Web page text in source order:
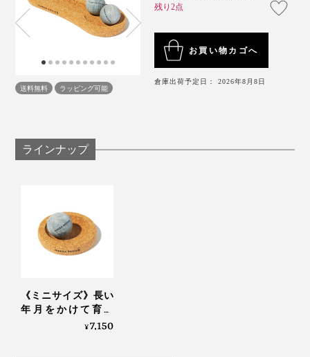
おうちで毎日がんばるあなたの体に、“28億歳”の石で芯
までコロコロほぐされる気持ちよさを、ぜひ体感してく
特に好きなのは手のひら。にぎにぎと握っているだけで
気持ちいいのですが、親指や小指の付け根をゴリゴリす
るのがたまらない。合掌をするようなポーズで両手にボ
ールを挟み、手のなかでコロコロ転がすのも◎。
時は、画面の下で密かにコロコロやっちゃってます！
送料無料 ラッピング可能
残り2点
お買い物カゴへ
倉庫出荷予定日： 2026年8月8日
ラインナップ
《ミニサイズ》長い
年月をかけて育ん
だ“熱”を閉じ込める密
¥7,150